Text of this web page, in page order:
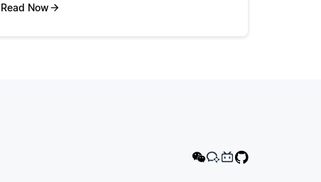
的无状态操作不同，有状态操作依赖于
Read Now